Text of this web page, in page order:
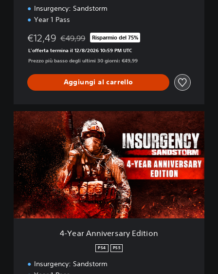
Insurgency: Sandstorm
Year 1 Pass
€12,49 Scontato dal prezzo originale di €49,99
€49,99 Risparmio del 75%
L'offerta termina il 12/8/2026 10:59 PM UTC
Prezzo più basso degli ultimi 30 giorni: €49,99
Aggiungi al carrello
4
-
Y
e
a
r
A
n
n
v
e
4-Year Anniversary Edition
PS4 PS5
Insurgency: Sandstorm